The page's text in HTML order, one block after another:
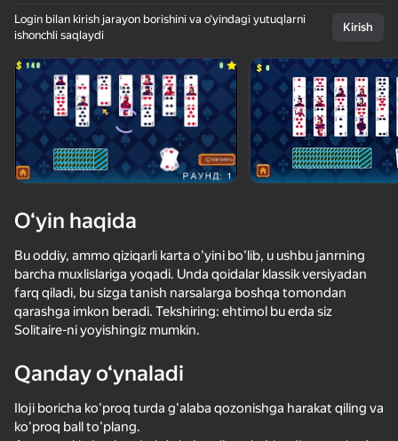
Qurilmani aylantiring
O‘yinlar faqat gorizontal
oriyentatsiyasida ishlaydi
OʻYNASH
Пасьянс Косынка - Русские Карты
81
Косынка 2025
74
84 46
Login bilan kirish jarayon borishini va o‘yindagi yutuqlarni
ishonchli saqlaydi
Kirish
O‘yin haqida
Bu oddiy, ammo qiziqarli karta o'yini bo'lib, u ushbu janrning
barcha muxlislariga yoqadi. Unda qoidalar klassik versiyadan
farq qiladi, bu sizga tanish narsalarga boshqa tomondan
qarashga imkon beradi. Tekshiring: ehtimol bu erda siz
Solitaire-ni yoyishingiz mumkin.
Qanday o‘ynaladi
Iloji boricha ko'proq turda g'alaba qozonishga harakat qiling va
ko'proq ball to'plang.